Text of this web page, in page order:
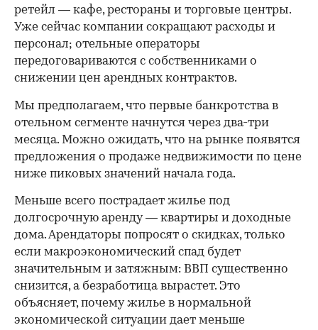
ретейл — кафе, рестораны и торговые центры.
Уже сейчас компании сокращают расходы и
персонал; отельные операторы
передоговариваются с собственниками о
снижении цен арендных контрактов.
Мы предполагаем, что первые банкротства в
отельном сегменте начнутся через два-три
месяца. Можно ожидать, что на рынке появятся
предложения о продаже недвижимости по цене
ниже пиковых значений начала года.
Меньше всего пострадает жилье под
долгосрочную аренду — квартиры и доходные
дома. Арендаторы попросят о скидках, только
если макроэкономический спад будет
значительным и затяжным: ВВП существенно
снизится, а безработица вырастет. Это
объясняет, почему жилье в нормальной
экономической ситуации дает меньше